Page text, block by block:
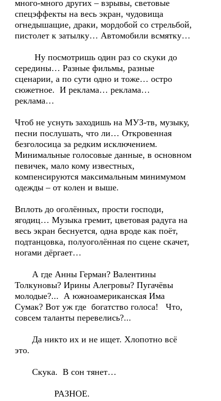
много-много других – взрывы, световые
спецэффекты на весь экран, чудовища
огнедышащие, драки, мордобой со стрельбой,
пистолет к затылку… Автомобили всмятку…
Ну посмотришь один раз со скуки до
середины… Разные фильмы, разные
сценарии, а по сути одно и тоже… остро
сюжетное. И реклама… реклама…
реклама…
Чтоб не уснуть заходишь на МУЗ-тв, музыку,
песни послушать, что ли… Откровенная
безголосица за редким исключением.
Минимальные голосовые данные, в основном
певичек, мало кому известных,
компенсируются максимальным минимумом
одежды – от колен и выше.
Вплоть до оголённых, прости господи,
ягодиц… Музыка гремит, цветовая радуга на
весь экран беснуется, одна вроде как поёт,
подтанцовка, полуоголённая по сцене скачет,
ногами дёргает…
А где Анны Герман? Валентины
Толкуновы? Ирины Алегровы? Пугачёвы
молодые?... А южноамериканская Има
Сумак? Вот уж где богатство голоса! Что,
совсем таланты перевелись?...
Да никто их и не ищет. Хлопотно всё
это.
Скука. В сон тянет…
РАЗНОЕ.